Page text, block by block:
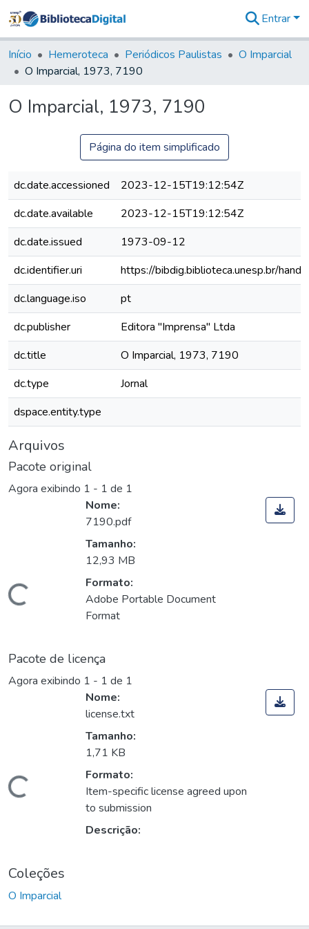
&
Coleções
Tudo na
Digital
Entrar
Início Hemeroteca Periódicos Paulistas
O Imparcial
O Imparcial, 1973, 7190
O Imparcial, 1973, 7190
Página do item simplificado
dc.date.accessioned
2023-12-15T19:12:54Z
dc.date.available
2023-12-15T19:12:54Z
dc.date.issued
1973-09-12
dc.identifier.uri
https://bibdig.biblioteca.unesp.br/
dc.language.iso
pt
dc.publisher
Editora "Imprensa" Ltda
dc.title
O Imparcial, 1973, 7190
dc.type
Jornal
dspace.entity.type
Arquivos
Pacote original
Agora exibindo 1 - 1 de 1
Carregando...
Nome:
7190.pdf
Tamanho:
12,93 MB
Formato:
Adobe Portable Document
Format
Pacote de licença
Agora exibindo 1 - 1 de 1
Carregando...
Nome:
license.txt
Tamanho:
1,71 KB
Formato:
Item-specific license agreed upon
to submission
Descrição:
Coleções
O Imparcial